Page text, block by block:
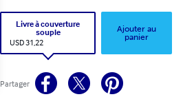
Livre à couverture
souple
USD 31,22
Ajouter au
panier
Partager